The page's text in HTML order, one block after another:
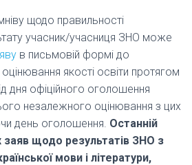
щодо правильності
учасник/учасниця ЗНО може
в письмовій формі до
якості освіти протягом
дня офіційного оголошення
незалежного оцінювання з цих
день оголошення. Останній
заяв щодо результатів ЗНО з
мови і літератури,